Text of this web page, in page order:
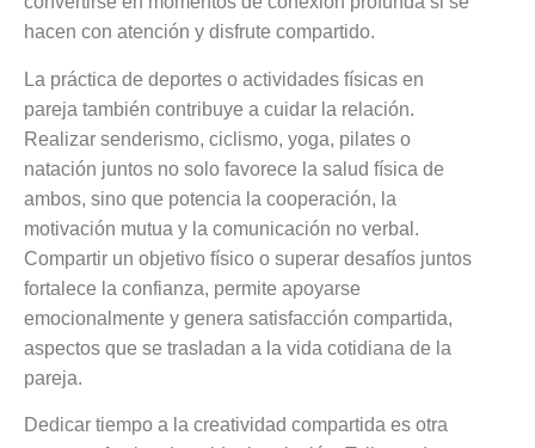
hacen con atención y disfrute compartido.
La práctica de deportes o actividades físicas en
pareja también contribuye a cuidar la relación.
Realizar senderismo, ciclismo, yoga, pilates o
natación juntos no solo favorece la salud física de
ambos, sino que potencia la cooperación, la
motivación mutua y la comunicación no verbal.
Compartir un objetivo físico o superar desafíos juntos
fortalece la confianza, permite apoyarse
emocionalmente y genera satisfacción compartida,
aspectos que se trasladan a la vida cotidiana de la
pareja.
Dedicar tiempo a la creatividad compartida es otra